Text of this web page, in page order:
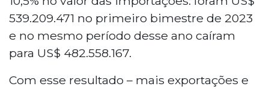
539.209.471 no primeiro bimestre de 2023
e no mesmo período desse ano caíram
para US$ 482.558.167.
Com esse resultado – mais exportações e